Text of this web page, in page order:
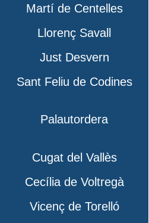
Martí de Centelles
Llorenç Savall
Just Desvern
Sant Feliu de Codines
Palautordera
Cugat del Vallès
Cecília de Voltregà
Vicenç de Torelló